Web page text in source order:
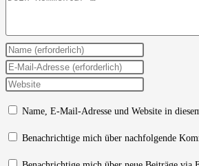
Gib
deinen
Namen
Benutzernamen
zum
Gib
deine
Adresse
Gib
URL
Name, E-Mail-Adresse und Website in
Benachrichtige mich über nachfolgende